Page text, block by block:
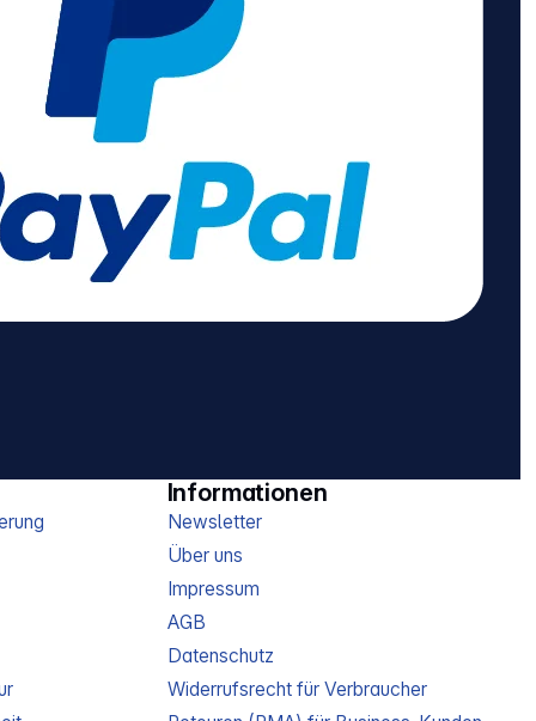
Informationen
Newsletter
Über uns
Impressum
AGB
Datenschutz
Widerrufsrecht für Verbraucher